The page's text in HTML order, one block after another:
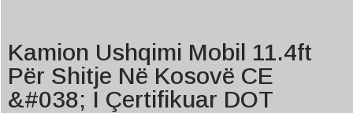
Kamion Ushqimi Mobil 11.4ft
Për Shitje Në Kosovë CE
&#038; I Çertifikuar DOT